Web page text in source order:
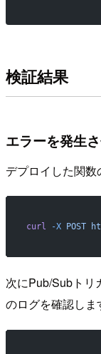
検証結果
エラーを発生
デプロイした関数
curl -X POST
次にPub/Subトリ
のログを確認しま